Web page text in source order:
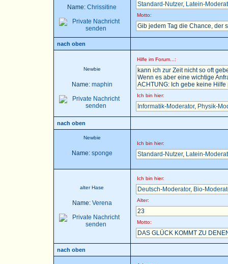
Name: Chrissitine Standard-Nutzer, Latein-
Motto:
Gib jedem Tag die Chance, der
nach oben
Newbie
Name: maphin
Hilfe im Forum...:
kann ich zur Zeit nicht so oft
Wenn es aber eine wichtige
ACHTUNG: Ich gebe keine
Ich bin hier:
Informatik-Moderator, Physik-
nach oben
Newbie
Name: sponge
Ich bin hier:
Standard-Nutzer, Latein-
alter Hase
Name: Verena
Ich bin hier:
Deutsch-Moderator, Bio-
Alter:
23
Motto:
DAS GLÜCK KOMMT ZU
nach oben